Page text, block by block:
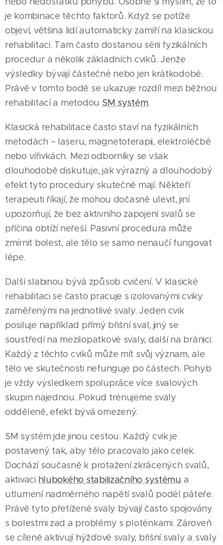
je kombinace těchto faktorů. Když se potíže
objeví, většina lidí automaticky zamíří na klasickou
rehabilitaci. Tam často dostanou sérii fyzikálních
procedur a několik základních cviků. Jenže
výsledky bývají částečné nebo jen krátkodobé.
Právě v tomto bodě se ukazuje rozdíl mezi běžnou
rehabilitací a metodou SM systém.
Klasická rehabilitace často staví na fyzikálních
metodách – laseru, magnetoterapii, elektroléčbě
nebo vířivkách. Mezi odborníky se však
dlouhodobě diskutuje, jak výrazný a dlouhodobý
efekt tyto procedury skutečně mají. Někteří
terapeuti říkají, že mohou dočasně ulevit, jiní
upozorňují, že bez aktivního zapojení svalů se
příčina obtíží neřeší. Pasivní procedura může
zmírnit bolest, ale tělo se samo nenaučí fungovat
lépe.
Další slabinou bývá způsob cvičení. V klasické
rehabilitaci se často pracuje s izolovanými cviky
zaměřenými na jednotlivé svaly. Jeden cvik
posiluje například přímý břišní sval, jiný se
soustředí na mezilopatkové svaly, další na bránici.
Každý z těchto cviků může mít svůj význam, ale
tělo ve skutečnosti nefunguje po částech. Pohyb
je vždy výsledkem spolupráce více svalových
skupin najednou. Pokud trénujeme svaly
odděleně, efekt bývá omezený.
SM systém jde jinou cestou. Každý cvik je
postavený tak, aby tělo pracovalo jako celek.
Dochází současně k protažení zkrácených svalů,
aktivaci hlubokého stabilizačního systému a
utlumení nadměrného napětí svalů podél páteře.
Právě tyto přetížené svaly bývají často spojovány
s bolestmi zad a problémy s ploténkami. Zároveň
se cíleně aktivují hýžďové svaly, břišní svaly a svaly